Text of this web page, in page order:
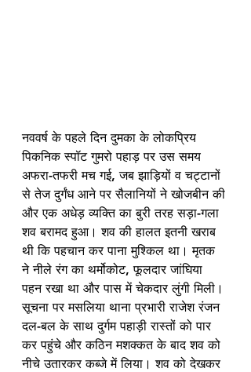
नववर्ष के पहले दिन दुमका के लोकप्रिय
पिकनिक स्पॉट गुमरो पहाड़ पर उस समय
अफरा-तफरी मच गई, जब झाड़ियों व चट्टानों
से तेज दुर्गंध आने पर सैलानियों ने खोजबीन की
और एक अधेड़ व्यक्ति का बुरी तरह सड़ा-गला
शव बरामद हुआ। शव की हालत इतनी खराब
थी कि पहचान कर पाना मुश्किल था। मृतक
ने नीले रंग का थर्मोकोट, फूलदार जांघिया
पहन रखा था और पास में चेकदार लुंगी मिली।
सूचना पर मसलिया थाना प्रभारी राजेश रंजन
दल-बल के साथ दुर्गम पहाड़ी रास्तों को पार
कर पहुंचे और कठिन मशक्कत के बाद शव को
नीचे उतारकर कब्जे में लिया। शव को देखकर